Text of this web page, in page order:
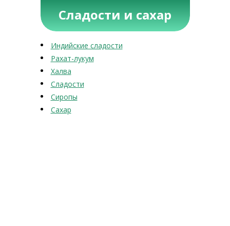
Сладости и сахар
Индийские сладости
Рахат-лукум
Халва
Сладости
Сиропы
Сахар